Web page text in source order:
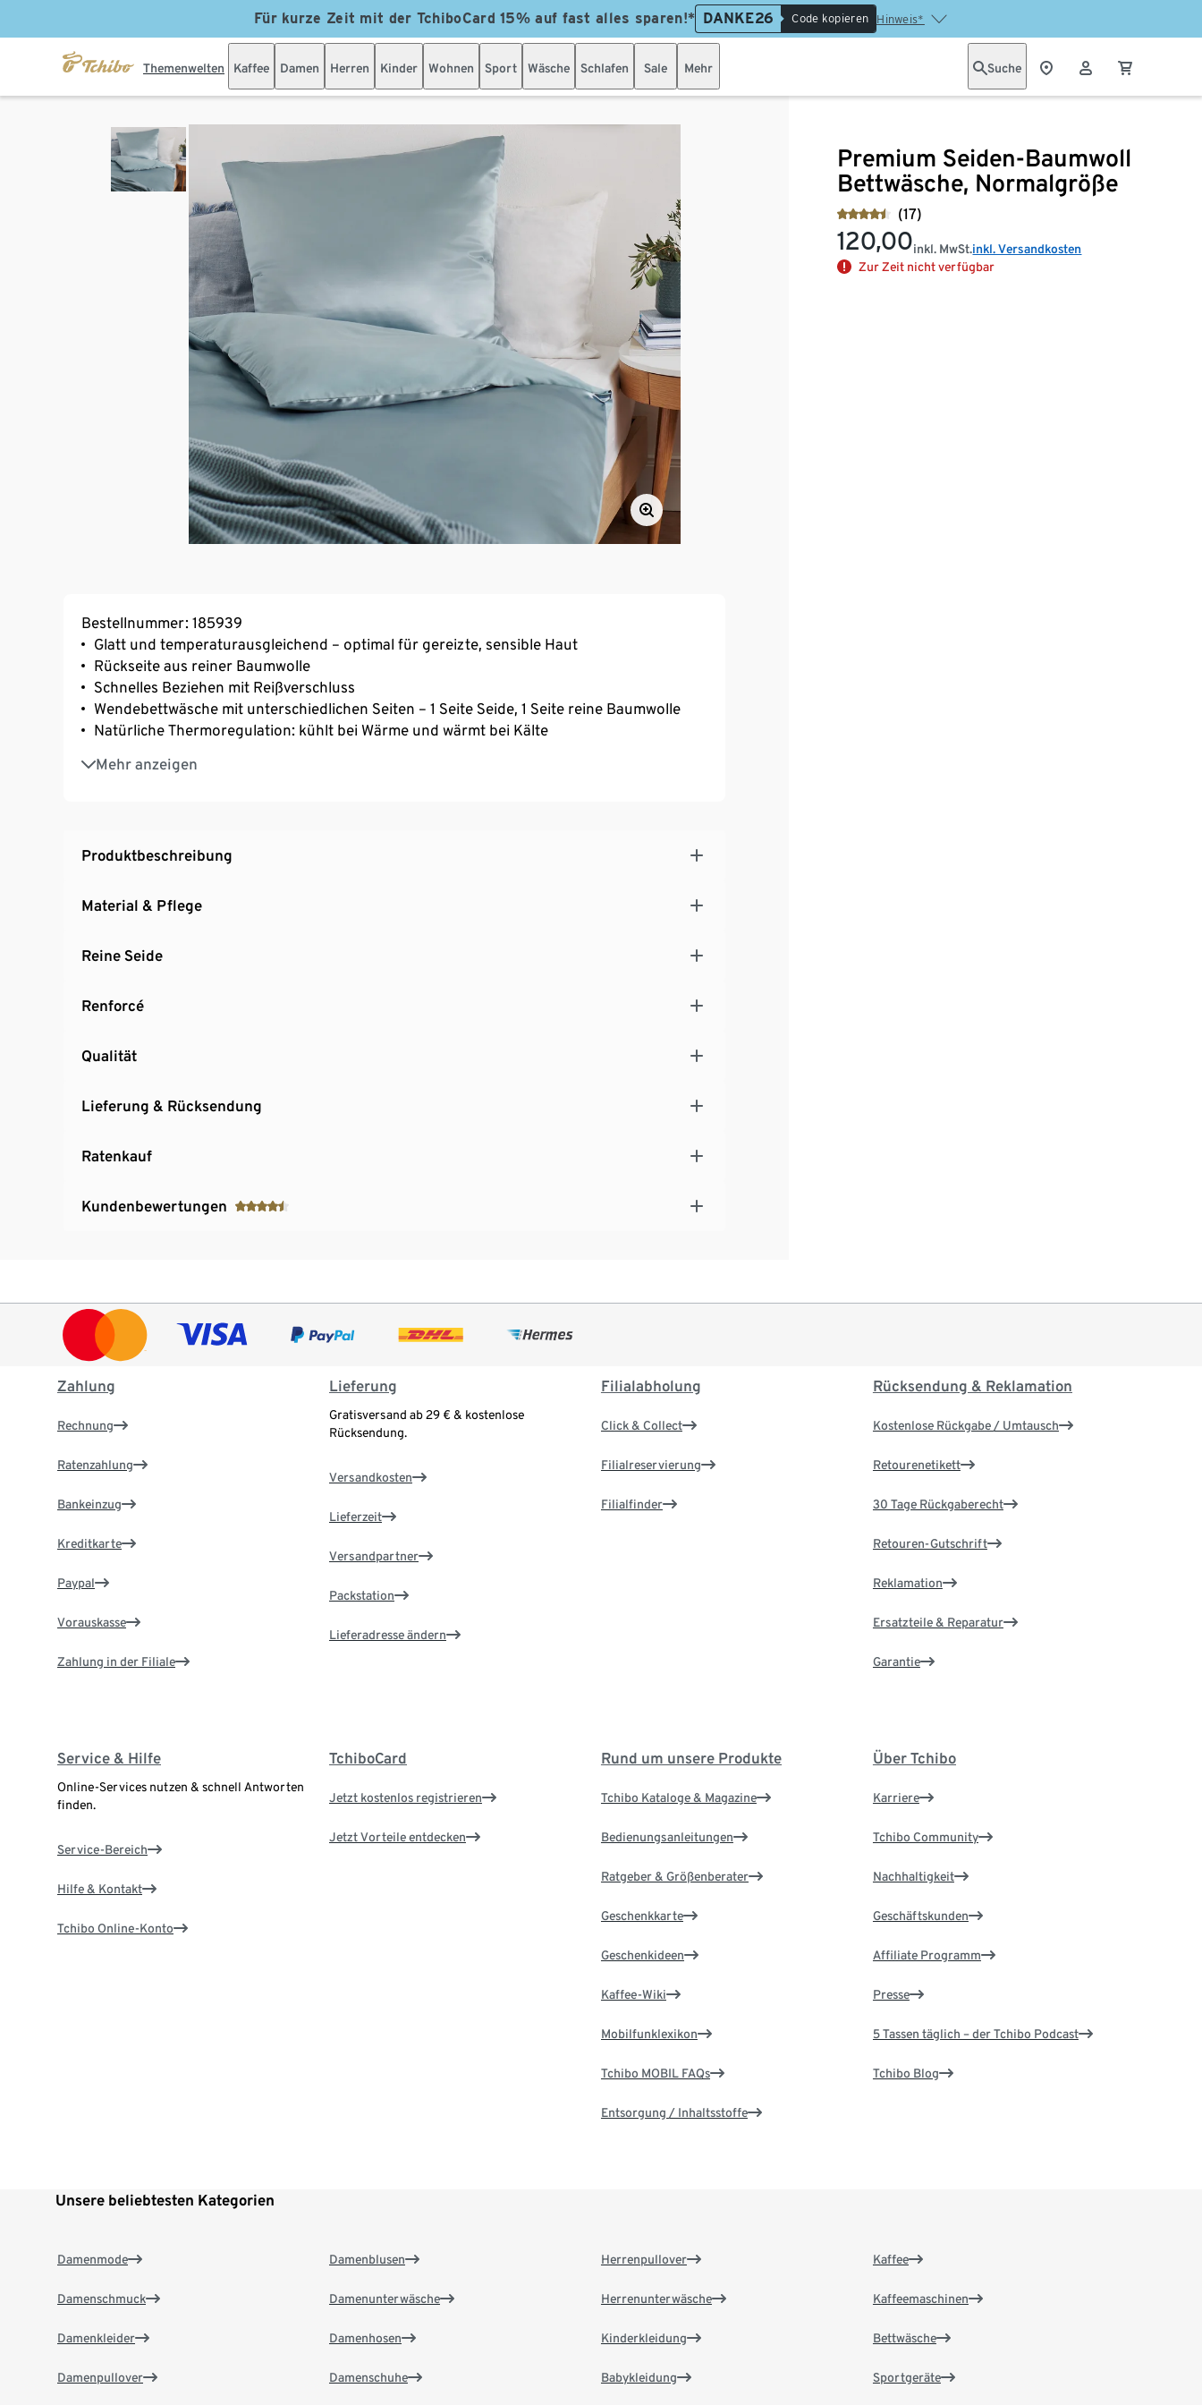
Für kurze Zeit mit der TchiboCard 15% auf fast alles sparen!* DANKE26 Code kopieren Hinweis*
Themenwelten Kaffee Damen Herren Kinder Wohnen Sport Wäsche Schlafen Sale Mehr Suche
Premium Seiden-Baumwoll
Bettwäsche, Normalgröße
(17)
120,00inkl. MwSt.inkl. Versandkosten
Zur Zeit nicht verfügbar
Bestellnummer: 185939
Glatt und temperaturausgleichend – optimal für gereizte, sensible Haut
Rückseite aus reiner Baumwolle
Schnelles Beziehen mit Reißverschluss
Wendebettwäsche mit unterschiedlichen Seiten – 1 Seite Seide, 1 Seite reine Baumwolle
Natürliche Thermoregulation: kühlt bei Wärme und wärmt bei Kälte
Mehr anzeigen
Weiche, glatte Oberfläche
Produktbeschreibung
Material & Pflege
Reine Seide
Renforcé
Qualität
Lieferung & Rücksendung
Ratenkauf
Kundenbewertungen
Zahlung
Rechnung
Ratenzahlung
Bankeinzug
Kreditkarte
Paypal
Vorauskasse
Zahlung in der Filiale
Lieferung
Gratisversand ab 29 € & kostenlose
Rücksendung.
Versandkosten
Lieferzeit
Versandpartner
Packstation
Lieferadresse ändern
Filialabholung
Click & Collect
Filialreservierung
Filialfinder
Rücksendung & Reklamation
Kostenlose Rückgabe / Umtausch
Retourenetikett
30 Tage Rückgaberecht
Retouren-Gutschrift
Reklamation
Ersatzteile & Reparatur
Garantie
Service & Hilfe
Online-Services nutzen & schnell Antworten
finden.
Service-Bereich
Hilfe & Kontakt
Tchibo Online-Konto
TchiboCard
Jetzt kostenlos registrieren
Jetzt Vorteile entdecken
Rund um unsere Produkte
Tchibo Kataloge & Magazine
Bedienungsanleitungen
Ratgeber & Größenberater
Geschenkkarte
Geschenkideen
Kaffee-Wiki
Mobilfunklexikon
Tchibo MOBIL FAQs
Entsorgung / Inhaltsstoffe
Über Tchibo
Karriere
Tchibo Community
Nachhaltigkeit
Geschäftskunden
Affiliate Programm
Presse
5 Tassen täglich – der Tchibo Podcast
Tchibo Blog
Unsere beliebtesten Kategorien
Damenmode
Damenschmuck
Damenkleider
Damenpullover
Damenblusen
Damenunterwäsche
Damenhosen
Damenschuhe
Herrenpullover
Herrenunterwäsche
Kinderkleidung
Babykleidung
Kaffee
Kaffeemaschinen
Bettwäsche
Sportgeräte